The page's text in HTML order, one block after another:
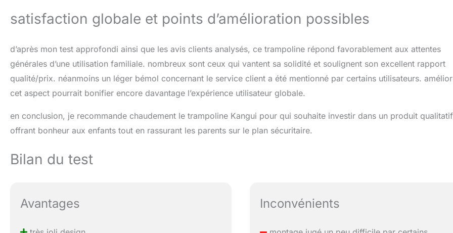
satisfaction globale et points d’amélioration possibles
d’après mon test approfondi ainsi que les avis clients analysés, ce trampoline répond favorablement aux attentes
générales d’une utilisation familiale. nombreux sont ceux qui vantent sa solidité et soulignent son excellent rapport
qualité/prix. néanmoins un léger bémol concernant le service client a été mentionné par certains utilisateurs.
cet aspect pourrait bonifier encore davantage l’expérience utilisateur globale.
en conclusion, je recommande chaudement le trampoline Kangui pour qui souhaite investir dans un produit qualitatif
offrant bonheur aux enfants tout en rassurant les parents sur le plan sécuritaire.
Bilan du test
Avantages Inconvénients